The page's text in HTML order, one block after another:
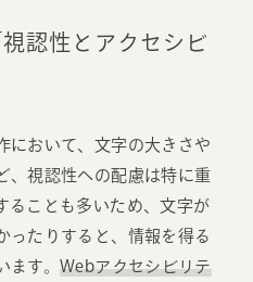
認性とアクセシビ
において、文字の大きさや
、視認性への配慮は特に重
ることも多いため、文字が
ったりすると、情報を得る
す。 Webアクセシビリテ